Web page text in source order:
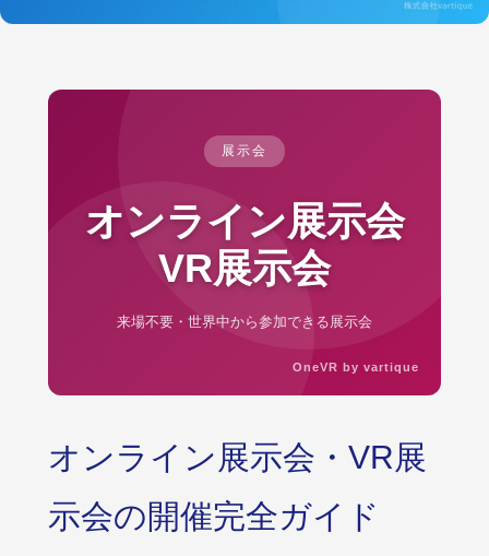
展示会
オンライン展示会
VR展示会
来場不要・世界中から参加できる展示会
OneVR by vartique
オンライン展示会・VR展
示会の開催完全ガイド